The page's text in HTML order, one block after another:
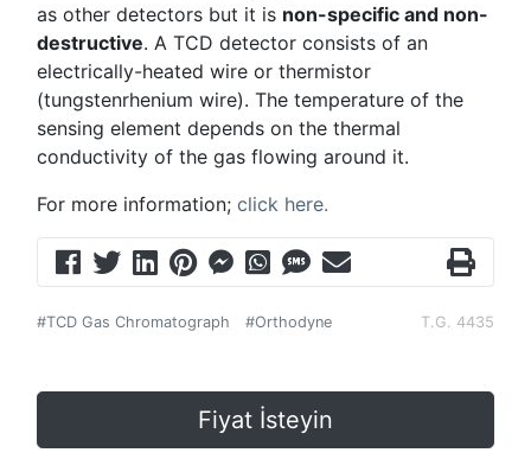
as other detectors but it is non-specific and non-
destructive. A TCD detector consists of an
electrically-heated wire or thermistor
(tungstenrhenium wire). The temperature of the
sensing element depends on the thermal
conductivity of the gas flowing around it.
For more information; click here.
T.G. 4435
#TCD Gas Chromatograph #Orthodyne
Fiyat İsteyin